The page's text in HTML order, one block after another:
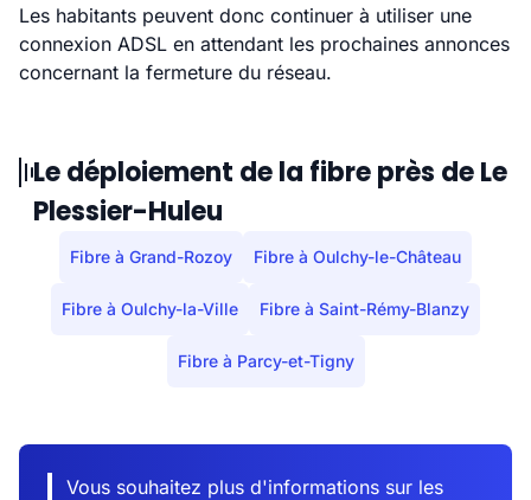
Les habitants peuvent donc continuer à utiliser une
connexion ADSL en attendant les prochaines annonces
concernant la fermeture du réseau.
Le déploiement de la fibre près de Le
Plessier-Huleu
Fibre à Grand-Rozoy Fibre à Oulchy-le-Château
Fibre à Oulchy-la-Ville Fibre à Saint-Rémy-Blanzy
Fibre à Parcy-et-Tigny
Vous souhaitez plus d'informations sur les